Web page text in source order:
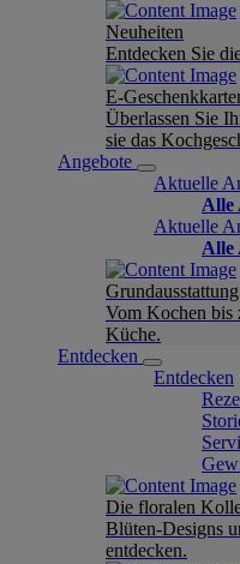
Neuheiten
Entdecken Sie
E-
Überlassen Sie
sie das
Angebote
Aktuelle
Alle
Aktuelle
Alle
Vom Kochen bis
Küche.
Entdecken
Entdecken
Die floralen
Blüten-Designs
entdecken.